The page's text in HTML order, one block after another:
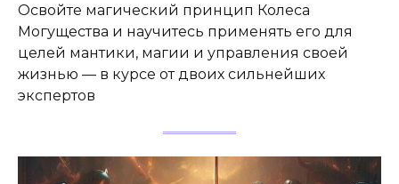
Освойте магический принцип Колеса
Могущества и научитесь применять его для
целей мантики, магии и управления своей
жизнью — в курсе от двоих сильнейших
экспертов